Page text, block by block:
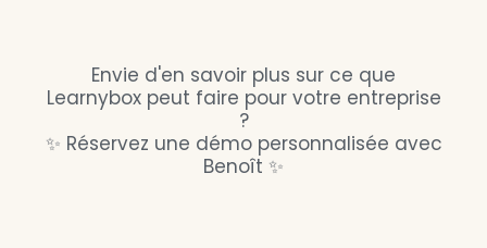
Envie d'en savoir plus sur ce que
Learnybox peut faire pour votre entreprise
?
✨ Réservez une démo personnalisée avec
Benoît ✨